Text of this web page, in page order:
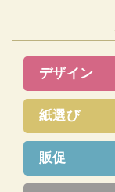
デザイン
紙選び
販促